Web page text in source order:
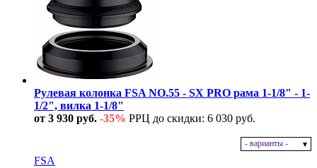
Рулевая колонка FSA NO.55 - SX PRO рама 1-1/8" - 1-
1/2", вилка 1-1/8"
от 3 930 руб. -35% РРЦ до скидки: 6 030 руб.
- варианты -
FSA